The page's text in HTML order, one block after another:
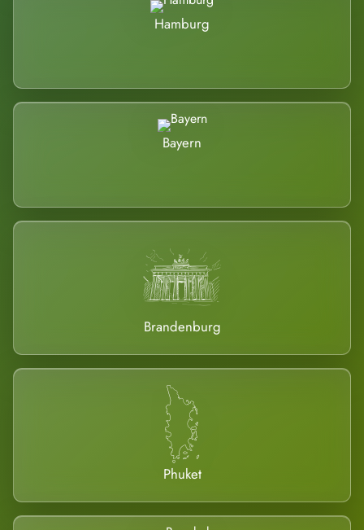
Hamburg
Bayern
Brandenburg
Phuket